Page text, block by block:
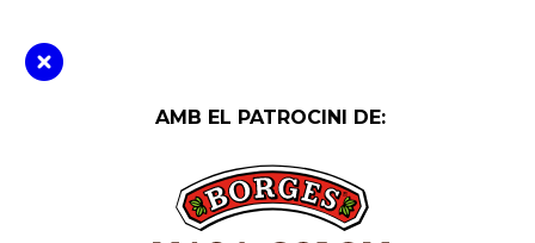
AMB EL PATROCINI DE: